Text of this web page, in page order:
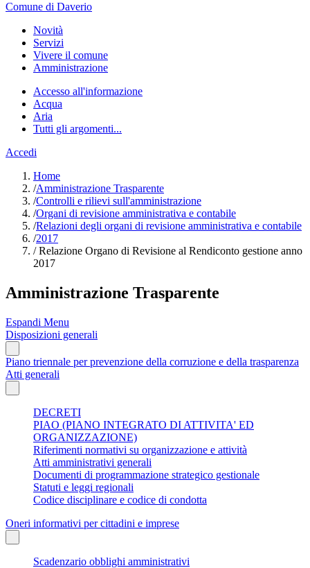
Comune di Daverio
Novità
Servizi
Vivere il comune
Amministrazione
Accesso all'informazione
Acqua
Aria
Tutti gli argomenti...
Accedi
Home
/Amministrazione Trasparente
/Controlli e rilievi sull'amministrazione
/Organi di revisione amministrativa e contabile
/Relazioni degli organi di revisione amministrativa e contabile
/2017
/Relazione Organo di Revisione al Rendiconto gestione anno
2017
Amministrazione Trasparente
Espandi Menu
Disposizioni generali
Piano triennale per prevenzione della corruzione e della trasparenza
Atti generali
DECRETI
PIAO (PIANO INTEGRATO DI ATTIVITA' ED
ORGANIZZAZIONE)
Riferimenti normativi su organizzazione e attività
Atti amministrativi generali
Documenti di programmazione strategico gestionale
Statuti e leggi regionali
Codice disciplinare e codice di condotta
Oneri informativi per cittadini e imprese
Scadenzario obblighi amministrativi